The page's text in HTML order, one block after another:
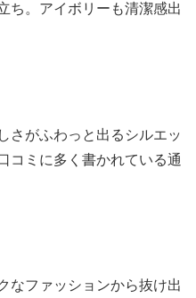
ち。アイボリーも清潔感出
さがふわっと出るシルエッ
コミに多く書かれている通
なファッションから抜け出